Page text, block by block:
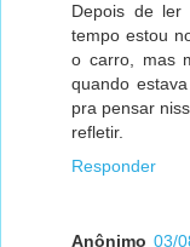
Depois de
tempo estou
o carro, mas
quando
pra pensar
refletir.
Responder
Anônimo 03/